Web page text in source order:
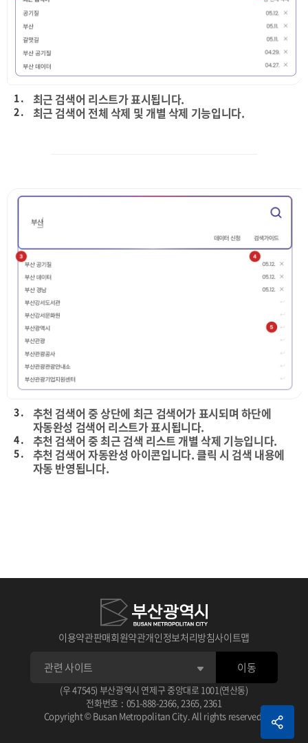
1 . 최근 검색어 리스트가 표시됩니다.
2 . 최근 검색어 전체 삭제 및 개별 삭제 기능입니다.
3 .
추천 검색어 중 상단에 최근 검색어가 표시되며 하단에
자동완성 검색어 리스트가 표시됩니다.
4 . 추천 검색어 중 최근 검색 리스트 개별 삭제 기능입니다.
5 .
추천 검색어 자동완성 아이콘입니다. 클릭 시 검색 내용에
자동 반영됩니다.
체크가 없으면 기본 상세 검색됩니다.
검색 조건으로 AND, OR, NOT으로 검색됩니다.
상세검색 후 선택한 데이터의 타이틀입니다.
아이콘 클릭 시 선택한 데이터 스크랩이 가능합니다.
선택한 데이터 평점 주기 기능입니다.
선택한 데이터 관련 정보입니다.
이용약관판매회원약관개인정보처리방침사이트맵
(우 47545) 부산광역시 연제구 중앙대로 1001(연산동)
전화번호 : 051-888-2366 2365, 2361
Copyright © Busan Metropolitan City. All rights reserved.
이동